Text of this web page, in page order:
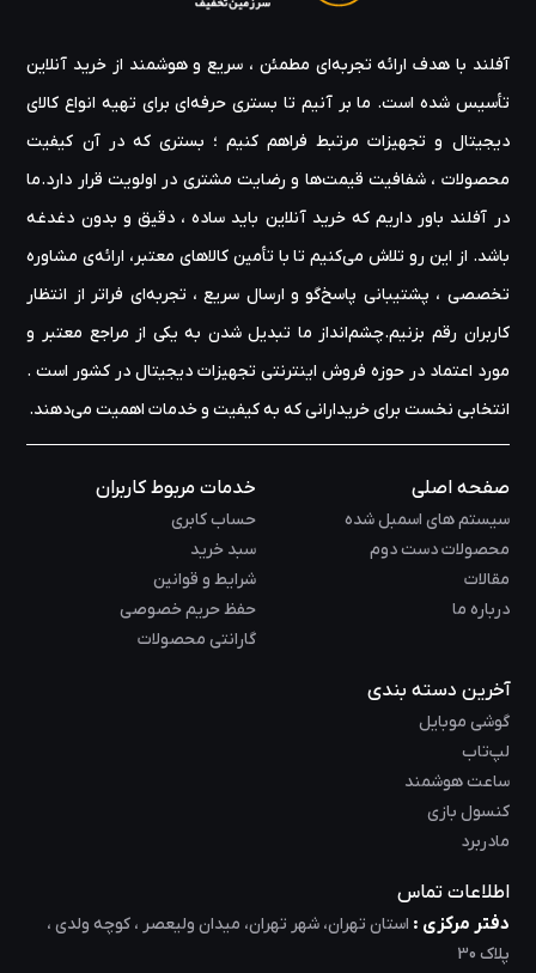
آفلند با هدف ارائه‌ تجربه‌ای مطمئن ، سریع و هوشمند از خرید آنلاین
تأسیس شده است. ما بر آنیم تا بستری حرفه‌ای برای تهیه‌ انواع کالای
دیجیتال و تجهیزات مرتبط فراهم کنیم ؛ بستری که در آن کیفیت
محصولات ، شفافیت قیمت‌ها و رضایت مشتری در اولویت قرار دارد.ما
در آفلند باور داریم که خرید آنلاین باید ساده ، دقیق و بدون دغدغه
باشد. از این رو تلاش می‌کنیم تا با تأمین کالاهای معتبر، ارائه‌ی مشاوره‌
تخصصی ، پشتیبانی پاسخ‌گو و ارسال سریع ، تجربه‌ای فراتر از انتظار
کاربران رقم بزنیم.چشم‌انداز ما تبدیل شدن به یکی از مراجع معتبر و
مورد اعتماد در حوزه‌ فروش اینترنتی تجهیزات دیجیتال در کشور است .
انتخابی نخست برای خریدارانی که به کیفیت و خدمات اهمیت می‌دهند.
صفحه اصلی
سیستم های اسمبل شده
محصولات دست دوم
مقالات
درباره ما
خدمات مربوط کاربران
حساب کابری
سبد خرید
شرایط و قوانین
حفظ حریم خصوصی
گارانتی محصولات
آخرین دسته بندی
گوشی موبایل
لپ‌تاب
ساعت هوشمند
کنسول بازی
مادربرد
اطلاعات تماس
دفتر مرکزی : استان تهران، شهر تهران، میدان ولیعصر ، کوچه ولدی ،
پلاک 30